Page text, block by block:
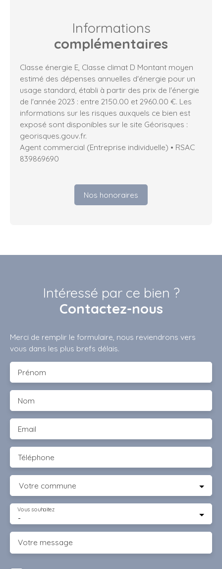
Informations
complémentaires
Classe énergie E, Classe climat D Montant moyen
estimé des dépenses annuelles d'énergie pour un
usage standard, établi à partir des prix de l'énergie
de l'année 2023 : entre 2150.00 et 2960.00 €. Les
informations sur les risques auxquels ce bien est
exposé sont disponibles sur le site Géorisques :
georisques.gouv.fr.
Agent commercial (Entreprise individuelle) • RSAC
839869690
Nos honoraires
Intéressé par ce bien ?
Contactez-nous
Merci de remplir le formulaire, nous reviendrons vers
vous dans les plus brefs délais.
Prénom
Nom
Email
Téléphone
Votre commune
-
Vous souhaitez
Votre message